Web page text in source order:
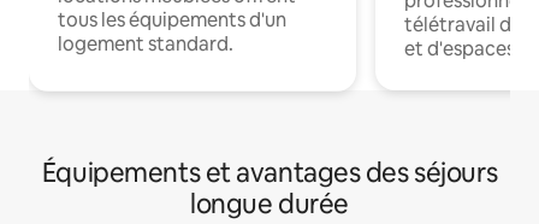
tous les équipements d'un
logement standard.
télétravail
et d'espaces
Équipements et avantages des séjours
longue durée